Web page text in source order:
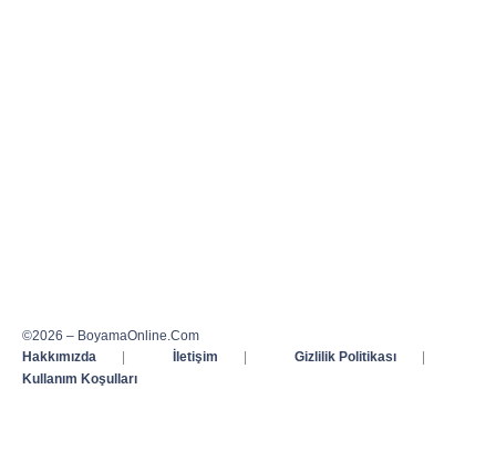
©2026 – BoyamaOnline.Com
Hakkımızda
| İletişim | Gizlilik Politikası
|
Kullanım Koşulları